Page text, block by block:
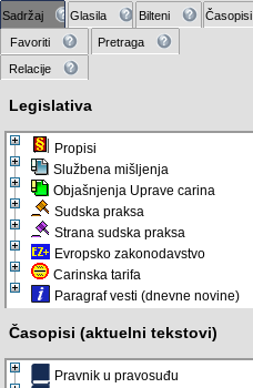
Sadržaj Glasila Bilteni
Časopisi
Favoriti
Pretraga
Relacije
Legislativa
Propisi
Službena mišljenja
Objašnjenja Uprave carina
Sudska praksa
Strana sudska praksa
Evropsko zakonodavstvo
Carinska tarifa
Paragraf vesti (dnevne novine)
Časopisi (aktuelni tekstovi)
Pravnik u pravosuđu